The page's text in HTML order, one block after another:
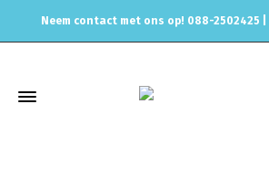
Neem contact met ons op! 088-2502425 |